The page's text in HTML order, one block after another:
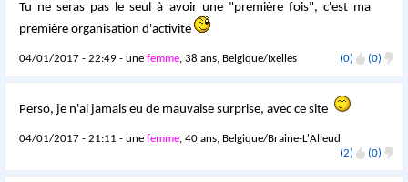
Tu ne seras pas le seul à avoir une "première fois", c'est ma
première organisation d'activité
04/01/2017 - 22:49 - unefemme, 38 ans, Belgique/Ixelles (0) (0)
Perso, je n'ai jamais eu de mauvaise surprise, avec ce site
04/01/2017 - 21:11 - unefemme, 40 ans, Belgique/Braine-L'Alleud
(2)
(0)